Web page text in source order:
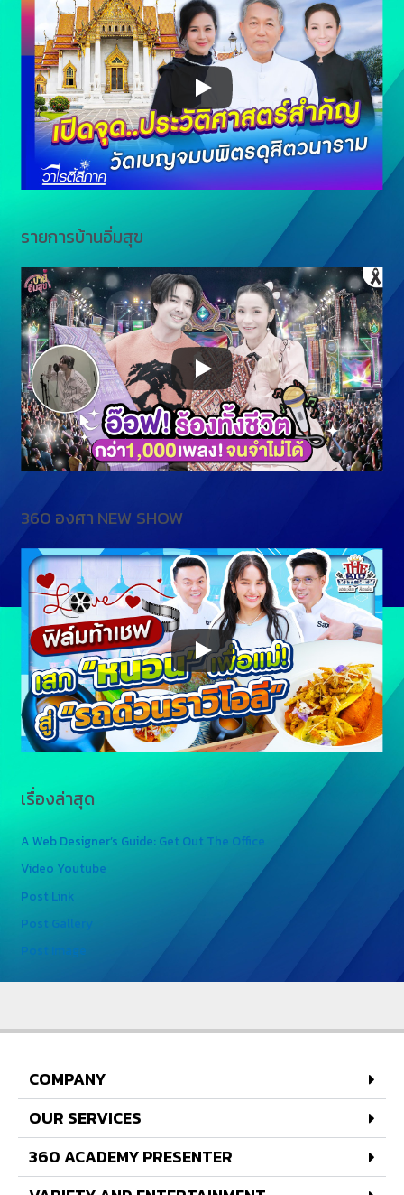
รายการบ้านอิ่มสุข
360 องศา NEW SHOW
เรื่องล่าสุด
A Web Designer’s Guide: Get Out The Office
Video Youtube
Post Link
Post Gallery
Post Image
COMPANY
OUR SERVICES
360 ACADEMY PRESENTER